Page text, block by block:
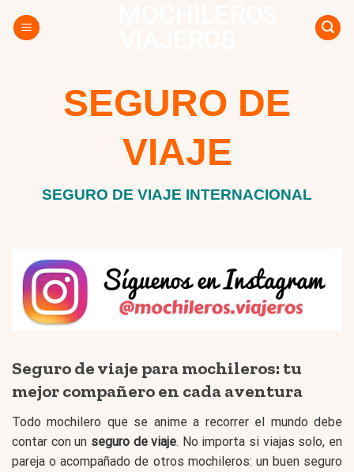
SEGURO DE
VIAJE
SEGURO DE VIAJE INTERNACIONAL
Seguro de viaje para mochileros: tu
mejor compañero en cada aventura
Todo mochilero que se anime a recorrer el mundo debe
contar con un seguro de viaje. No importa si viajas solo, en
pareja o acompañado de otros mochileros: un buen seguro